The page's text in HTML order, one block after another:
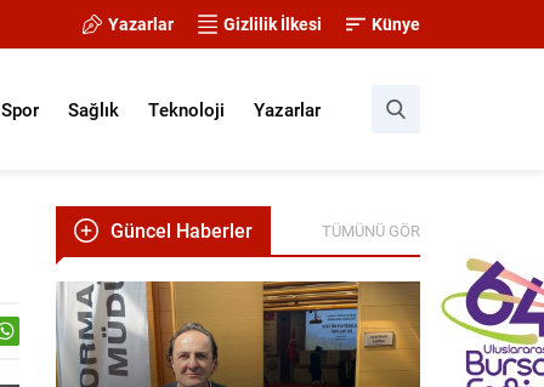
Yazarlar Gizlilik İlkesi Künye
Spor Sağlık Teknoloji Yazarlar
Güncel Haberler TÜMÜNÜ GÖR